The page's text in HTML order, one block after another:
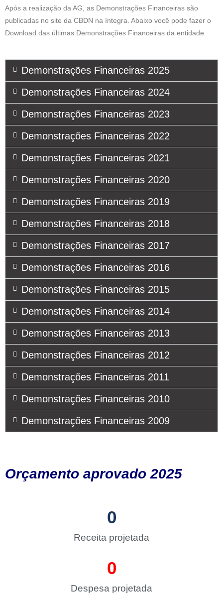
Após a realização da AG, as Demonstrações Financeiras são
publicadas no site da CBDN na íntegra. Abaixo você pode fazer o
Download das últimas Demonstrações Financeiras da entidade.
Demonstrações Financeiras 2025
Demonstrações Financeiras 2024
Demonstrações Financeiras 2023
Demonstrações Financeiras 2022
Demonstrações Financeiras 2021
Demonstrações Financeiras 2020
Demonstrações Financeiras 2019
Demonstrações Financeiras 2018
Demonstrações Financeiras 2017
Demonstrações Financeiras 2016
Demonstrações Financeiras 2015
Demonstrações Financeiras 2014
Demonstrações Financeiras 2013
Demonstrações Financeiras 2012
Demonstrações Financeiras 2011
Demonstrações Financeiras 2010
Demonstrações Financeiras 2009
Orçamento aprovado 2025
Receita projetada
0
Despesa projetada
0